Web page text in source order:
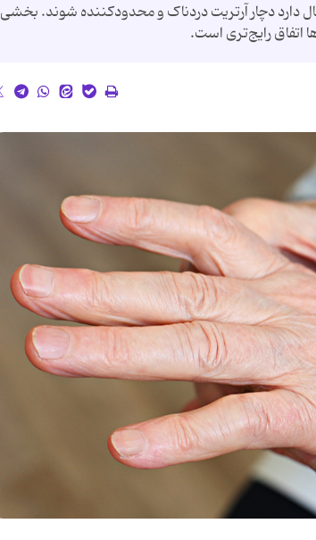
دارد دچار آرتریت دردناک و محدودکننده شوند. بخشی
اتفاق رایج‌تری است.